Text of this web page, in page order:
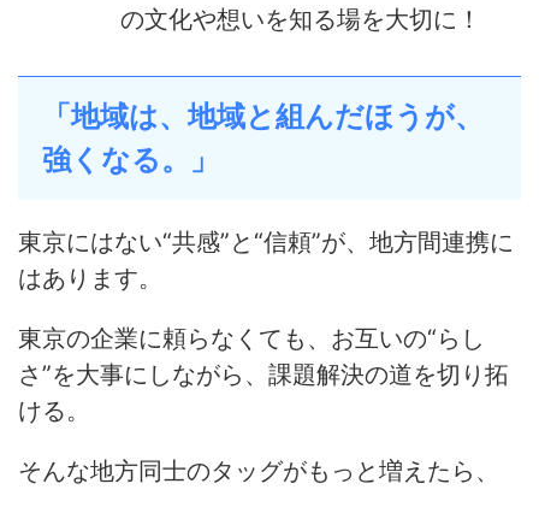
の文化や想いを知る場を大切に！
「地域は、地域と組んだほうが、
強くなる。」
東京にはない“共感”と“信頼”が、地方間連携に
はあります。
東京の企業に頼らなくても、お互いの“らし
さ”を大事にしながら、課題解決の道を切り拓
ける。
そんな地方同士のタッグがもっと増えたら、